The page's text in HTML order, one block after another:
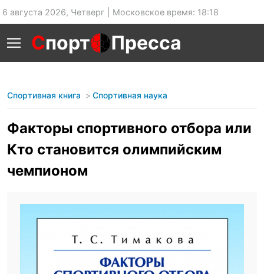
6 августа 2026, Четверг | Московское время: 18:18
Спорт Пресса
Спортивная книга Спортивная наука
Факторы спортивного отбора или
Кто становится олимпийским
чемпионом